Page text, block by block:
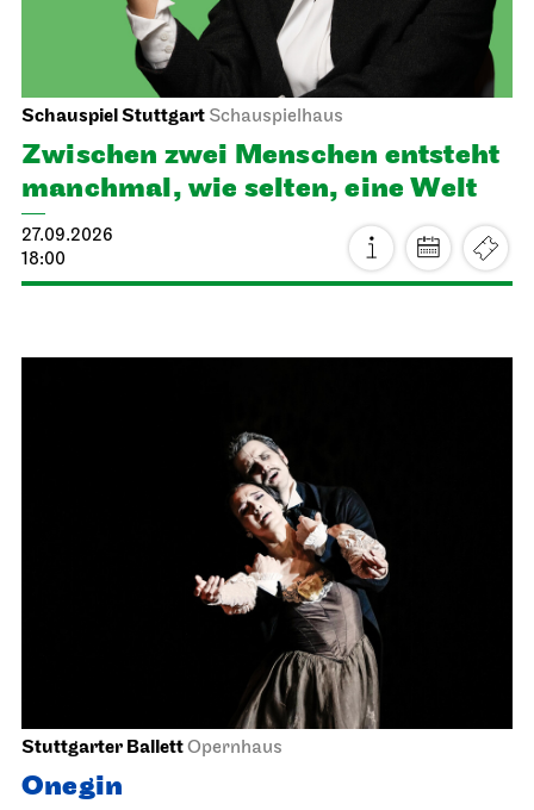
Schauspiel Stuttgart Schauspielhaus
Zwischen zwei Menschen ent­steht
manch­mal, wie selten, eine Welt
27.09.2026
18:00
Stuttgarter BallettOpernhaus
Onegin